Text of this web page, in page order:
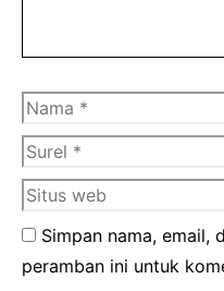
Nama
Simpan nama, email,
peramban ini untuk